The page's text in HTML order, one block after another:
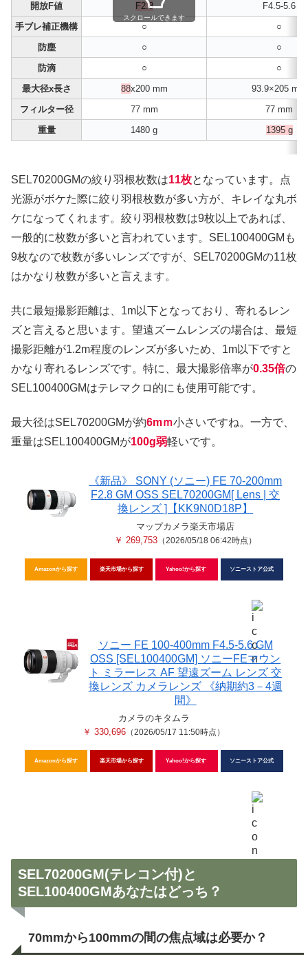
開放F値 F2.8
F4.5-5.6
手ブレ補正機構
○
○
防塵
○
○
防滴
○
○
最大径x長さ
88x200 mm
93.9×205 mm
フィルター径
77 mm
77 mm
重量
1480 g 1395 g
スクロールできます
SEL70200GMの絞り羽根枚数は11枚となっています。点
光源がボケた際に絞り羽根枚数が多い方が、キレイな丸ボ
ケになってくれます。絞り羽根枚数は9枚以上であれば、
一般的に枚数が多いと言われています。SEL100400GMも
9枚なので枚数が多いレンズですが、SEL70200GMの11枚
はかなり枚数が多いと言えます。
共に最短撮影距離は、1m以下となっており、寄れるレン
ズと言えると思います。望遠ズームレンズの場合は、最短
撮影距離が1.2m程度のレンズが多いため、1m以下ですと
かなり寄れるレンズです。特に、最大撮影倍率が0.35倍の
SEL100400GMはテレマクロ的にも使用可能です。
最大径はSEL70200GMが約6mｍ小さいですね。一方で、
重量はSEL100400GMが100g弱軽いです。
《新品》 SONY (ソニー) FE 70-200mm
F2.8 GM OSS SEL70200GM[ Lens | 交
換レンズ ]【KK9N0D18P】
マップカメラ楽天市場店
￥ 269,753 （2026/05/18 06:42時点）
Amazonから探す 楽天市場から探す Yahoo!から探す ソニーストア公式
ソニー FE 100-400mm F4.5-5.6 GM
OSS [SEL100400GM] ソニーFEマウン
ト ミラーレス AF 望遠ズーム レンズ 交
換レンズ カメラレンズ 《納期約3－4週
間》
カメラのキタムラ
￥ 330,696 （2026/05/17 11:50時点）
Amazonから探す 楽天市場から探す Yahoo!から探す ソニーストア公式
SEL70200GM(テレコン付)と
SEL100400GMあなたはどっち？
70mmから100mmの間の焦点域は必要か？